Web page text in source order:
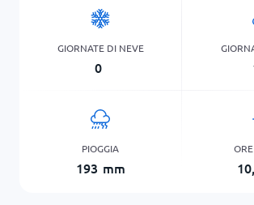
GIORNATE DI NEVE
0
PIOGGIA
193 mm